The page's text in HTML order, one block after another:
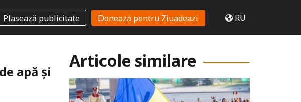
Plasează publicitate Donează pentru Ziuadeazi RU
apă și
Articole similare